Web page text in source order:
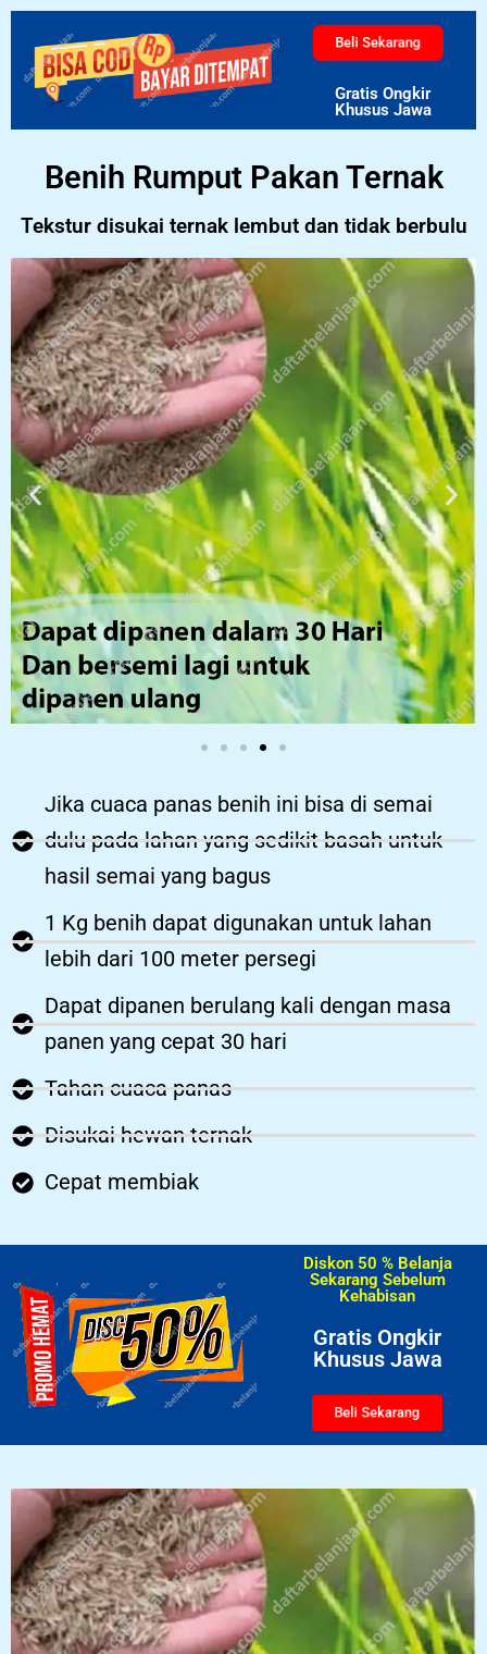
Beli Sekarang
Gratis Ongkir
Khusus Jawa
Benih Rumput Pakan Ternak
Tekstur disukai ternak lembut dan tidak berbulu
Jika cuaca panas benih ini bisa di semai
dulu pada lahan yang sedikit basah untuk
hasil semai yang bagus
1 Kg benih dapat digunakan untuk lahan
lebih dari 100 meter persegi
Dapat dipanen berulang kali dengan masa
panen yang cepat 30 hari
Tahan cuaca panas
Disukai hewan ternak
Cepat membiak
Diskon 50 % Belanja
Sekarang Sebelum
Kehabisan​
Gratis Ongkir
Khusus Jawa
Beli Sekarang